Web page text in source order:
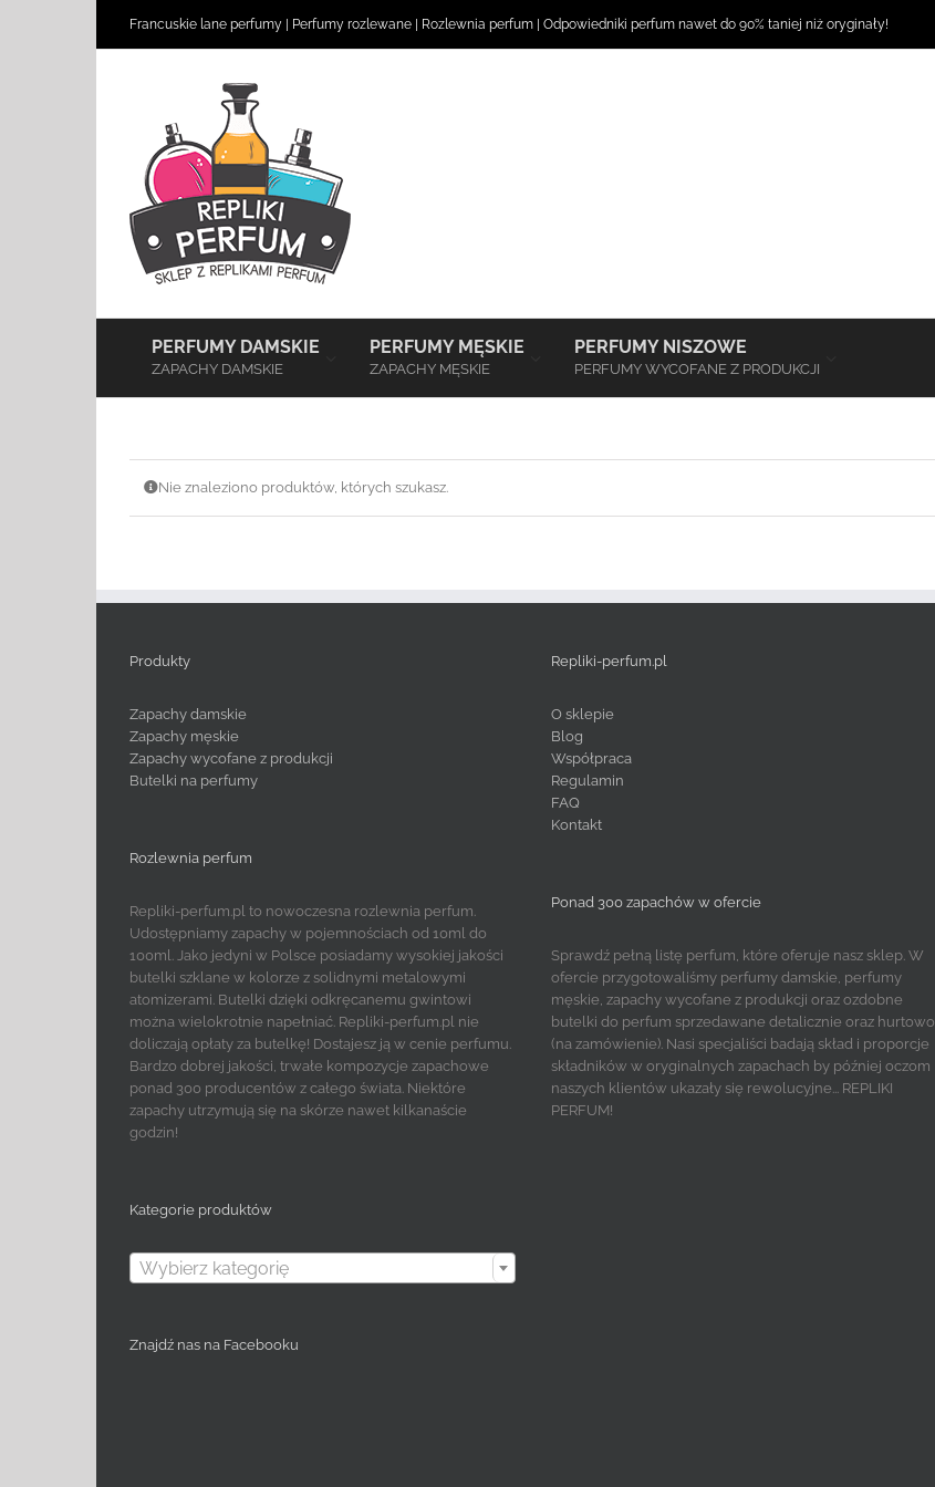
Francuskie lane perfumy Perfumy rozlewane Rozlewnia perfum Odpowiedniki perfum nawet do 90% taniej niż oryginały!
PERFUMY DAMSKIE
ZAPACHY DAMSKIE
PERFUMY MĘSKIE
ZAPACHY MĘSKIE
PERFUMY NISZOWE
PERFUMY WYCOFANE Z PRODUKCJI
Nie znaleziono produktów, których szukasz.
Produkty
Zapachy damskie
Zapachy męskie
Zapachy wycofane z produkcji
Butelki na perfumy
Rozlewnia perfum
Repliki-perfum.pl to nowoczesna rozlewnia perfum.
Udostępniamy zapachy w pojemnościach od 10ml do
100ml. Jako jedyni w Polsce posiadamy wysokiej jakości
butelki szklane w kolorze z solidnymi metalowymi
atomizerami. Butelki dzięki odkręcanemu gwintowi
można wielokrotnie napełniać. Repliki-perfum.pl nie
doliczają opłaty za butelkę! Dostajesz ją w cenie perfumu.
Bardzo dobrej jakości, trwałe kompozycje zapachowe
ponad 300 producentów z całego świata. Niektóre
zapachy utrzymują się na skórze nawet kilkanaście
godzin!
Kategorie produktów

Wybierz kategorię
Znajdź nas na Facebooku
Repliki-perfum.pl
O sklepie
Blog
Współpraca
Regulamin
FAQ
Kontakt
Ponad 300 zapachów w ofercie
Sprawdź pełną listę perfum, które oferuje nasz sklep. W
ofercie przygotowaliśmy perfumy damskie, perfumy
męskie, zapachy wycofane z produkcji oraz ozdobne
butelki do perfum sprzedawane detalicznie oraz hurtowo
(na zamówienie). Nasi specjaliści badają skład i proporcje
składników w oryginalnych zapachach by później oczom
naszych klientów ukazały się rewolucyjne... REPLIKI
PERFUM!